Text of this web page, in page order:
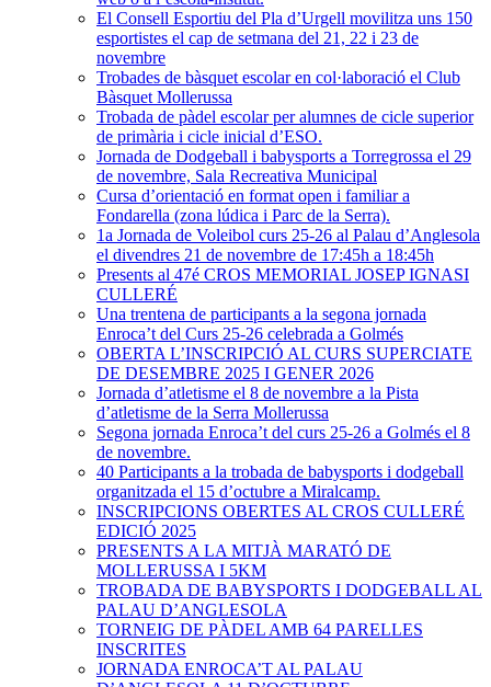
El Consell Esportiu del Pla d’Urgell movilitza uns 150
esportistes el cap de setmana del 21, 22 i 23 de
novembre
Trobades de bàsquet escolar en col·laboració el Club
Bàsquet Mollerussa
Trobada de pàdel escolar per alumnes de cicle superior
de primària i cicle inicial d’ESO.
Jornada de Dodgeball i babysports a Torregrossa el 29
de novembre, Sala Recreativa Municipal
Cursa d’orientació en format open i familiar a
Fondarella (zona lúdica i Parc de la Serra).
1a Jornada de Voleibol curs 25-26 al Palau d’Anglesola
el divendres 21 de novembre de 17:45h a 18:45h
Presents al 47é CROS MEMORIAL JOSEP IGNASI
CULLERÉ
Una trentena de participants a la segona jornada
Enroca’t del Curs 25-26 celebrada a Golmés
OBERTA L’INSCRIPCIÓ AL CURS SUPERCIATE
DE DESEMBRE 2025 I GENER 2026
Jornada d’atletisme el 8 de novembre a la Pista
d’atletisme de la Serra Mollerussa
Segona jornada Enroca’t del curs 25-26 a Golmés el 8
de novembre.
40 Participants a la trobada de babysports i dodgeball
organitzada el 15 d’octubre a Miralcamp.
INSCRIPCIONS OBERTES AL CROS CULLERÉ
EDICIÓ 2025
PRESENTS A LA MITJÀ MARATÓ DE
MOLLERUSSA I 5KM
TROBADA DE BABYSPORTS I DODGEBALL AL
PALAU D’ANGLESOLA
TORNEIG DE PÀDEL AMB 64 PARELLES
INSCRITES
JORNADA ENROCA’T AL PALAU